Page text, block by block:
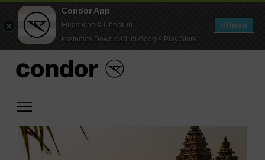
Condor App
Flugsuche & Check-in
kostenlos Download im Google Play Store
öffnen